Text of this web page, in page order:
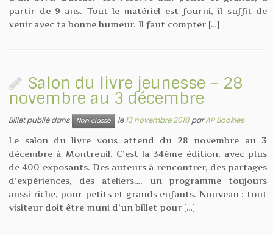
partir de 9 ans. Tout le matériel est fourni, il suffit de
venir avec ta bonne humeur. Il faut compter […]
Salon du livre jeunesse – 28
novembre au 3 décembre
Billet publié dans Non classé le13 novembre 2018parAP Bookies
Le salon du livre vous attend du 28 novembre au 3
décembre à Montreuil. C’est la 34ème édition, avec plus
de 400 exposants. Des auteurs à rencontrer, des partages
d’expériences, des ateliers…, un programme toujours
aussi riche, pour petits et grands enfants. Nouveau : tout
visiteur doit être muni d’un billet pour […]